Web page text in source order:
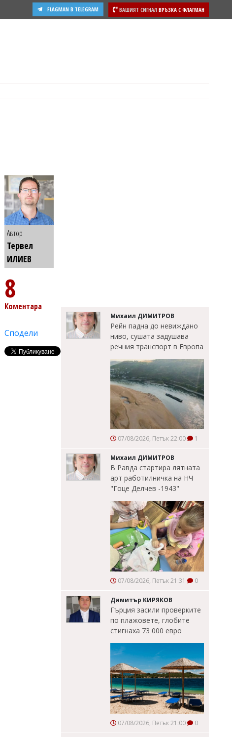
ВАШИЯТ СИГНАЛ ВРЪЗКА С ФЛАГМАН
FLAGMAN В TELEGRAM
Автор
Тервел
ИЛИЕВ
8
Коментара
Сподели
Михаил ДИМИТРОВ
Рейн падна до невиждано
ниво, сушата задушава
речния транспорт в Европа
07/08/2026, Петък 22:00 1
Михаил ДИМИТРОВ
В Равда стартира лятната
арт работилничка на НЧ
"Гоце Делчев -1943"
07/08/2026, Петък 21:31 0
Димитър КИРЯКОВ
Гърция засили проверките
по плажовете, глобите
стигнаха 73 000 евро
07/08/2026, Петък 21:00 0